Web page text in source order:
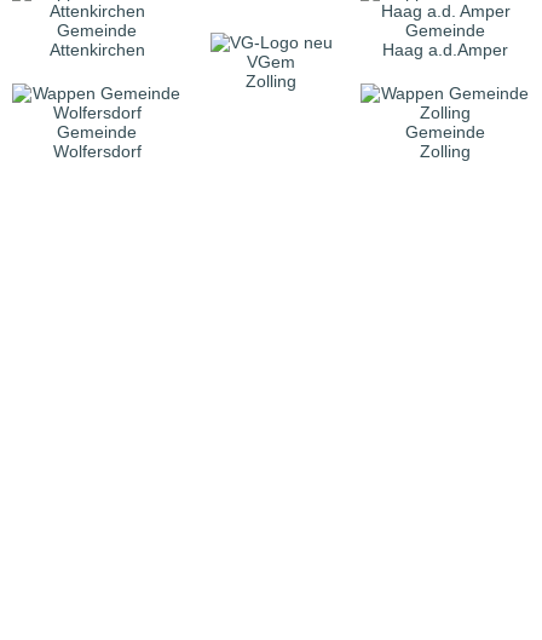
Gemeinde
Attenkirchen
VGem
Zolling
Gemeinde
Haag a.d.Amper
Gemeinde
Wolfersdorf
Gemeinde
Zolling